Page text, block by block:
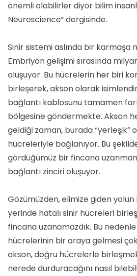
önemli olabilirler diyor bilim
Neuroscience” dergisinde.
Sinir sistemi aslında bir karmaşa
Embriyon gelişimi sırasında
oluşuyor. Bu hücrelerin her biri
birleşerek, akson olarak
bağlantı kablosunu tamamen
bölgesine göndermekte. Akson
geldiği zaman, burada “yerleşik”
hücreleriyle bağlanıyor. Bu
gördüğümüz bir fincana
bağlantı zinciri oluşuyor.
Gözümüzden, elimize giden
yerinde hatalı sinir hücreleri
fincana uzanamazdık. Bu
hücrelerinin bir araya gelmesi
akson, doğru hücrelerle
nerede durduracağını nasıl